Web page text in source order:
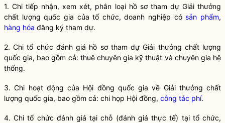
1. Chi tiếp nhận, xem xét, phân loại hồ sơ tham dự Giải thưởng
chất lượngquốc gia của tổ chức, doanh nghiệp cósản phẩm,
hàng hóa đăng ký tham dự.
2. Chi tổ chức đánh giá hồ sơ tham dự Giải thưởng chất lượng
quốc gia, bao gồm cả: thuê chuyên gia kỹ thuật và chuyên gia hệ
thống.
3. Chi hoạt động của Hội đồng quốc gia về Giải thưởng chất
lượng quốc gia, bao gồm cả: chi họp Hội đồng, công tác phí.
4. Chi tổ chức đánh giá tại chỗ (đánh giá thực tế) tại tổ chức,